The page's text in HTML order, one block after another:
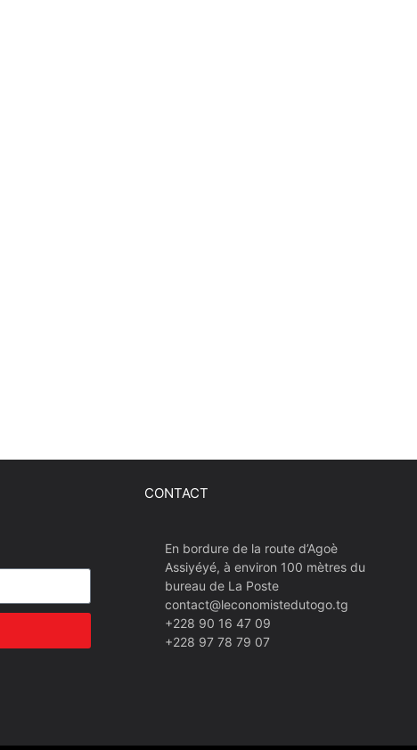
CONTACT
En bordure de la route d’Agoè
Assiyéyé, à environ 100 mètres du
bureau de La Poste
contact@leconomistedutogo.tg
+228 90 16 47 09
+228 97 78 79 07